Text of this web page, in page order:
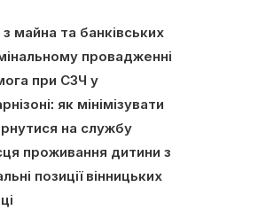
майна та банківських
провадженні
при СЗЧ у
як мінімізувати
на службу
проживання дитини з
позиції вінницьких